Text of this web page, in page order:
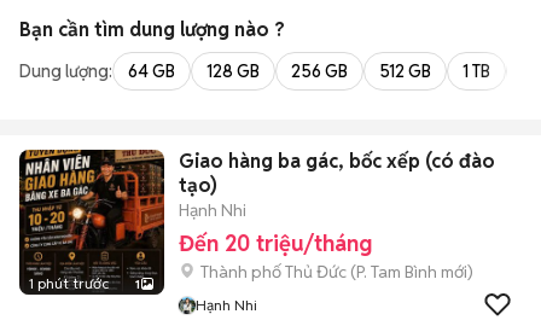
Bạn cần tìm dung lượng nào ?
Dung lượng: 64 GB 128 GB 256 GB 512 GB 1 TB
1 phút trước 1
Giao hàng ba gác, bốc xếp (có đào
tạo)
Hạnh Nhi
Đến 20 triệu/tháng
Thành phố Thủ Đức (P. Tam Bình mới)
Hạnh Nhi